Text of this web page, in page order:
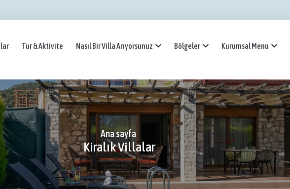
Tur & Aktivite Nasıl Bir Villa Arıyorsunuz Bölgeler Kurumsal Menu
Ana sayfa
Kiralık Villalar